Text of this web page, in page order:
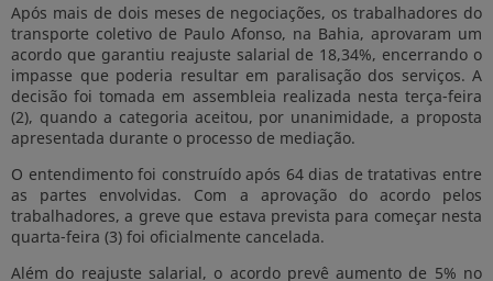
Após mais de dois meses de negociações, os trabalhadores do
transporte coletivo de Paulo Afonso, na Bahia, aprovaram um
acordo que garantiu reajuste salarial de 18,34%, encerrando o
impasse que poderia resultar em paralisação dos serviços. A
decisão foi tomada em assembleia realizada nesta terça-feira
(2), quando a categoria aceitou, por unanimidade, a proposta
apresentada durante o processo de mediação.
O entendimento foi construído após 64 dias de tratativas entre
as partes envolvidas. Com a aprovação do acordo pelos
trabalhadores, a greve que estava prevista para começar nesta
quarta-feira (3) foi oficialmente cancelada.
Além do reajuste salarial, o acordo prevê aumento de 5% no